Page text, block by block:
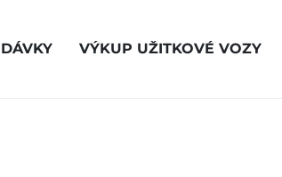
VÝKUP UŽITKOVÉ VOZY